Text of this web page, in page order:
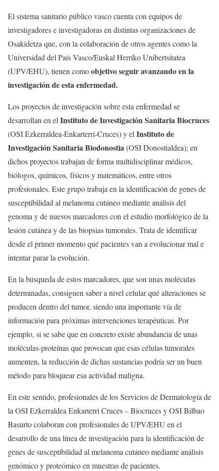
El sistema sanitario público vasco cuenta con equipos de
investigadores e investigadoras en distintas organizaciones de
Osakidetza que, con la colaboración de otros agentes como la
Universidad del País Vasco/Euskal Herriko Unibertsitatea
(UPV/EHU), tienen comoobjetivo seguir avanzando en la
investigación de esta enfermedad.
Los proyectos de investigación sobre esta enfermedad se
desarrollan en el Instituto de Investigación Sanitaria Biocruces
(OSI Ezkerraldea-Enkarterri-Cruces) y el Instituto de
Investigación Sanitaria Biodonostia(OSI Donostialdea); en
dichos proyectos trabajan de forma multidisciplinar médicos,
biólogos, químicos, físicos y matemáticos, entre otros
profesionales. Este grupo trabaja en la identificación de genes de
susceptibilidad al melanoma cutáneo mediante análisis del
genoma y de nuevos marcadores con el estudio morfológico de la
lesión cutánea y de las biopsias tumorales. Trata de identificar
desde el primer momento qué pacientes van a evolucionar mal e
intentar parar la evolución.
En la búsqueda de estos marcadores, que son unas moléculas
determinadas, consiguen saber a nivel celular qué alteraciones se
producen dentro del tumor, siendo una importante vía de
información para próximas intervenciones terapéuticas. Por
ejemplo, si se sabe que en concreto existe abundancia de unas
moléculas-proteínas que provocan que esas células tumorales
aumenten, la reducción de dichas sustancias podría ser un buen
método para bloquear esa actividad maligna.
En este sentido, profesionales de los Servicios de Dermatología de
la OSI Ezkerraldea Enkarterri Cruces – Biocruces y OSI Bilbao
Basurto colaboran con profesionales de UPV/EHU en el
desarrollo de una línea de investigación para la identificación de
genes de susceptibilidad al melanoma cutáneo mediante análisis
genómico y proteómico en muestras de pacientes.